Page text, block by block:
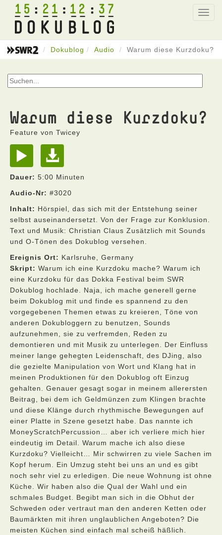
15 21 12 37
Dokublog Audio Warum diese Kurzdoku?
Warum diese Kurzdoku?
Feature von Twicey
Dauer: 5:00 Minuten
Audio-Nr: #3020
Inhalt: Hörspiel, das sich mit der Entstehung seiner
selbst auseinandersetzt. Von der Frage zur Konklusion.
Text und Musik: Christian Claus Zusätzlich mit Sounds
und O-Tönen des Dokublog versehen.
Ereignis Ort: Karlsruhe, Germany
Skript: Warum ich eine Kurzdoku mache? Warum ich
eine Kurzdoku für das Dokka Festival beim SWR
Dokublog hochlade. Naja, ich mache generell gerne
beim Dokublog mit und finde es spannend zu den
vorgegebenen Themen etwas zu kreieren, Töne von
anderen Dokubloggern zu benutzen, Sounds
aufzunehmen, sie zu verfremden, Reden zu
demontieren und mit Musik zu unterlegen. Der Einfluss
meiner lange gehegten Leidenschaft, des DJing, also
die gezielte Manipulation von Wort und Klang hat in
meinen Produktionen für den Dokublog oft Einzug
gehalten. Genauer gesagt sogar in meinem allerersten
Beitrag, bei dem ich Geldmünzen zum Klingen brachte
und diese Klänge durch rhythmische Bewegungen auf
einer Platte in Szene gesetzt habe. Das nannte ich
MoneyScratchPercussion… aber ich verliere mich hier
eindeutig im Detail. Warum mache ich also diese
Kurzdoku? Vielleicht… Mir schwirren zu viele Sachen im
Kopf herum. Ein Umzug steht bei uns an und es gibt
noch sehr viel zu erledigen. Die neue Wohnung ist ohne
Küche. Wir haben also die Qual der Wahl und ein
schmales Budget. Begibt man sich in die Obhut der
Schweden oder vertraut man den anderen Ketten oder
Baumärkten mit ihren unglaublichen Angeboten? Die
meisten Küchen sind einfach mal scheiß häßlich.